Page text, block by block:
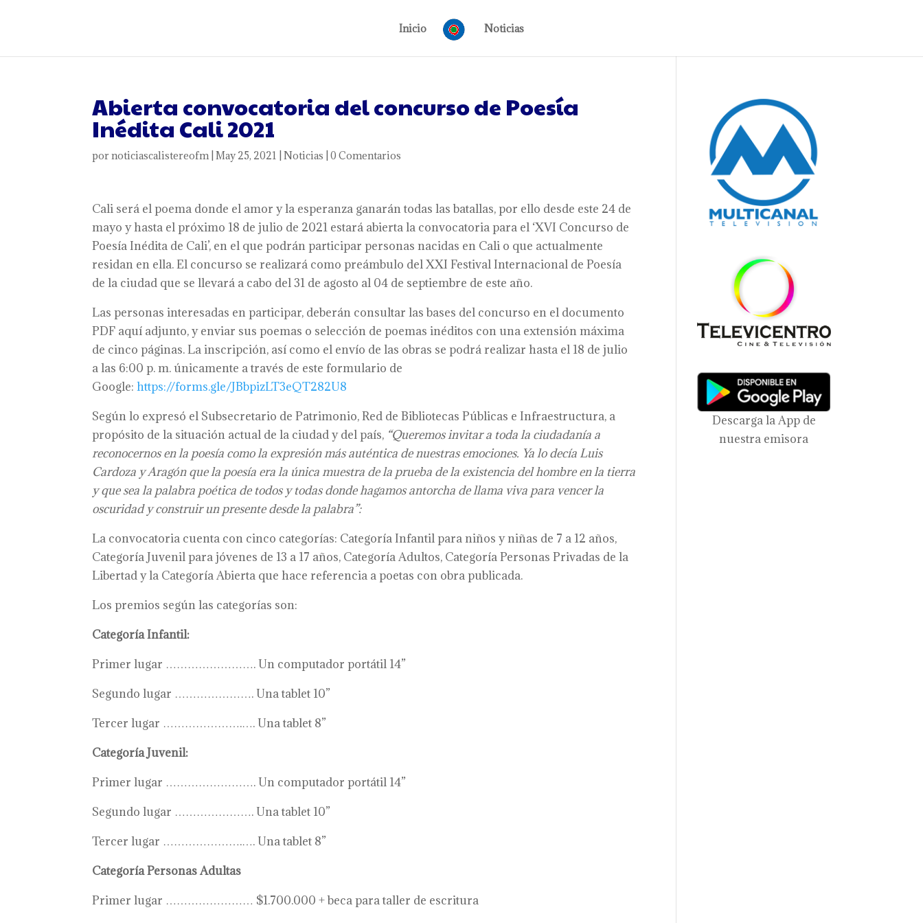
Inicio Noticias
Abierta convocatoria del concurso de Poesía
Inédita Cali 2021
pornoticiascalistereofm|May 25, 2021 |Noticias |0 Comentarios
Cali será el poema donde el amor y la esperanza ganarán todas las batallas, por ello desde este 24 de
mayo y hasta el próximo 18 de julio de 2021 estará abierta la convocatoria para el ‘XVI Concurso de
Poesía Inédita de Cali’, en el que podrán participar personas nacidas en Cali o que actualmente
residan en ella. El concurso se realizará como preámbulo del XXI Festival Internacional de Poesía
de la ciudad que se llevará a cabo del 31 de agosto al 04 de septiembre de este año.
Las personas interesadas en participar, deberán consultar las bases del concurso en el documento
PDF aquí adjunto, y enviar sus poemas o selección de poemas inéditos con una extensión máxima
de cinco páginas. La inscripción, así como el envío de las obras se podrá realizar hasta el 18 de julio
a las 6:00 p. m. únicamente a través de este formulario de
Google:https://forms.gle/JBbpizLT3eQT282U8
Según lo expresó el Subsecretario de Patrimonio, Red de Bibliotecas Públicas e Infraestructura, a
propósito de la situación actual de la ciudad y del país, “Queremos invitar a toda la ciudadanía a
reconocernos en la poesía como la expresión más auténtica de nuestras emociones. Ya lo decía Luis
Cardoza y Aragón que la poesía era la única muestra de la prueba de la existencia del hombre en la tierra
y que sea la palabra poética de todos y todas donde hagamos antorcha de llama viva para vencer la
oscuridad y construir un presente desde la palabra”:
La convocatoria cuenta con cinco categorías: Categoría Infantil para niños y niñas de 7 a 12 años,
Categoría Juvenil para jóvenes de 13 a 17 años, Categoría Adultos, Categoría Personas Privadas de la
Libertad y la Categoría Abierta que hace referencia a poetas con obra publicada.
Los premios según las categorías son:
Categoría Infantil:
Primer lugar ……………………. Un computador portátil 14”
Segundo lugar …………………. Una tablet 10”
Tercer lugar ………………….…. Una tablet 8”
Categoría Juvenil:
Primer lugar ……………………. Un computador portátil 14”
Segundo lugar …………………. Una tablet 10”
Tercer lugar ………………….…. Una tablet 8”
Categoría Personas Adultas
Primer lugar …………………… $1.700.000 + beca para taller de escritura
Descarga la App de
nuestra emisora